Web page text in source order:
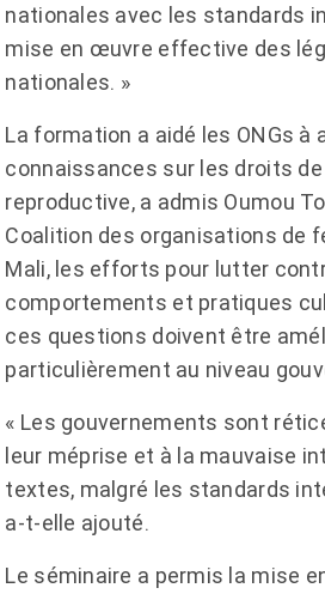
nationales avec les standards
mise en œuvre effective des
nationales. »
La formation a aidé les ONGs à
connaissances sur les droits
reproductive, a admis Oumou
Coalition des organisations de
Mali, les efforts pour lutter
comportements et pratiques
ces questions doivent être
particulièrement au niveau
« Les gouvernements sont
leur méprise et à la mauvaise
textes, malgré les standards
a-t-elle ajouté.
Le séminaire a permis la mise